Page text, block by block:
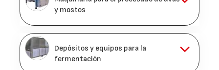
y mostos
Depósitos y equipos para la
fermentación